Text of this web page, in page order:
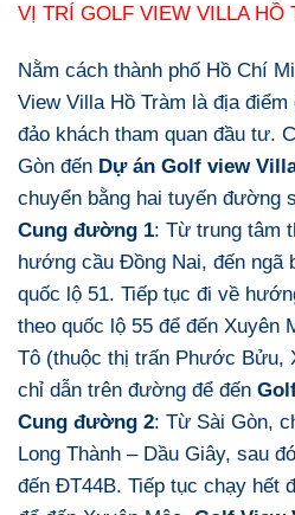
VỊ TRÍ GOLF VIEW VILLA HỒ
Nằm cách thành phố Hồ Chí
View Villa Hồ Tràm là địa
đảo khách tham quan đầu tư.
Gòn đến Dự án Golf view
chuyển bằng hai tuyến đường
Cung đường 1: Từ trung tâm
hướng cầu Đồng Nai, đến ngã
quốc lộ 51. Tiếp tục đi về
theo quốc lộ 55 để đến Xuyên
Tô (thuộc thị trấn Phước Bửu,
chỉ dẫn trên đường để đến
Cung đường 2: Từ Sài Gòn,
Long Thành – Dầu Giây, sau
đến ĐT44B. Tiếp tục chạy hết